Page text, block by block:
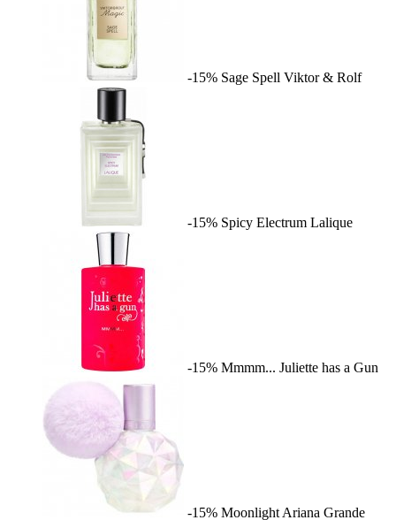
-15% Sage Spell Viktor & Rolf
-15% Spicy Electrum Lalique
-15% Mmmm... Juliette has a Gun
-15% Moonlight Ariana Grande